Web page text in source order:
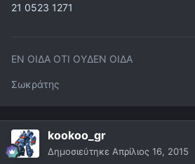
21 0523 1271
ΕΝ ΟΙΔΑ ΟΤΙ ΟΥΔΕΝ ΟΙΔΑ
Σωκράτης
kookoo_gr
Δημοσιεύτηκε Απρίλιος 16, 2015